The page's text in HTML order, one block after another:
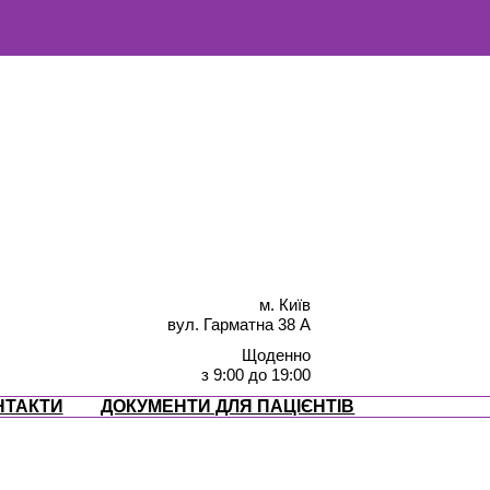
м. Київ
вул. Гарматна 38 А
Щоденно
з 9:00 до 19:00
ДОКУМЕНТИ ДЛЯ ПАЦІЄНТІВ